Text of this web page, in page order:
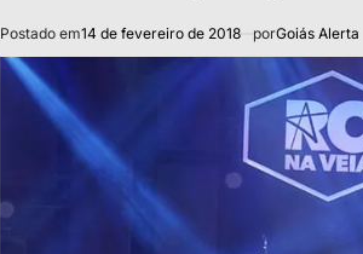
Postado em14 de fevereiro de 2018 porGoiás Alerta